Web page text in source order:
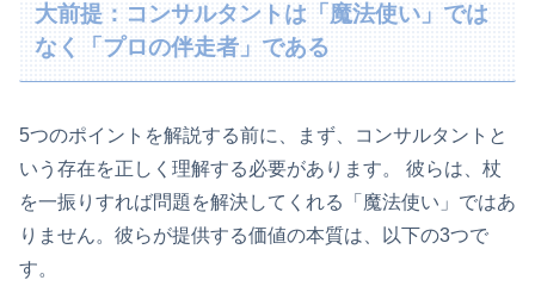
大前提：コンサルタントは「魔法使い」では
なく「プロの伴走者」である
5つのポイントを解説する前に、まず、コンサルタントと
いう存在を正しく理解する必要があります。 彼らは、杖
を一振りすれば問題を解決してくれる「魔法使い」ではあ
りません。彼らが提供する価値の本質は、以下の3つで
す。